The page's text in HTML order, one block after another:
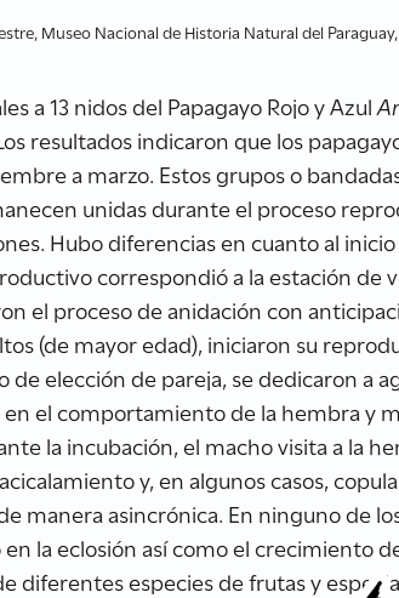
Museo Nacional de Historia Natural del
a 13 nidos del Papagayo Rojo y Azul
resultados indicaron que los
a marzo. Estos grupos o
unidas durante el proceso
Hubo diferencias en cuanto al
correspondió a la estación de
el proceso de anidación con
(de mayor edad), iniciaron su
elección de pareja, se dedicaron a
el comportamiento de la hembra y
la incubación, el macho visita a la
y, en algunos casos,
manera asincrónica. En ninguno de
la eclosión así como el crecimiento
diferentes especies de frutas y